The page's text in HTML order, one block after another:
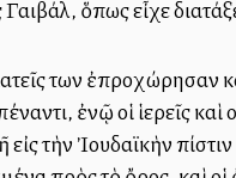
Γαιβάλ, ὅπως εἶχε
των ἐπροχώρησαν
ἐνῷ οἱ ἱερεῖς καὶ
τὴν Ἰουδαϊκὴν πίστιν